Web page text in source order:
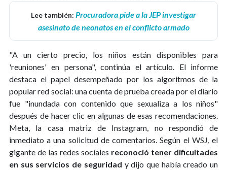
Lee también: Procuradora pide a la JEP investigar
asesinato de neonatos en el conflicto armado
"A un cierto precio, los niños están disponibles para
'reuniones' en persona", continúa el artículo. El informe
destaca el papel desempeñado por los algoritmos de la
popular red social: una cuenta de prueba creada por el diario
fue "inundada con contenido que sexualiza a los niños"
después de hacer clic en algunas de esas recomendaciones.
Meta, la casa matriz de Instagram, no respondió de
inmediato a una solicitud de comentarios. Según el WSJ, el
gigante de las redes sociales reconoció tener dificultades
en sus servicios de seguridad y dijo que había creado un